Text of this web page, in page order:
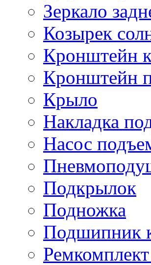
Зеркало
Козырек
Кронштейн
Кронштейн
Крыло
Накладка
Насос
Подкрылок
Подножка
Подшипник